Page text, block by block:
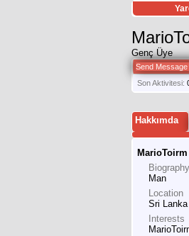
twitter retweet hilesi
Genç Üye
Send Message
Son Aktivitesi:
Hakkımda
Biography
Man
Location
Sri Lanka
Interests